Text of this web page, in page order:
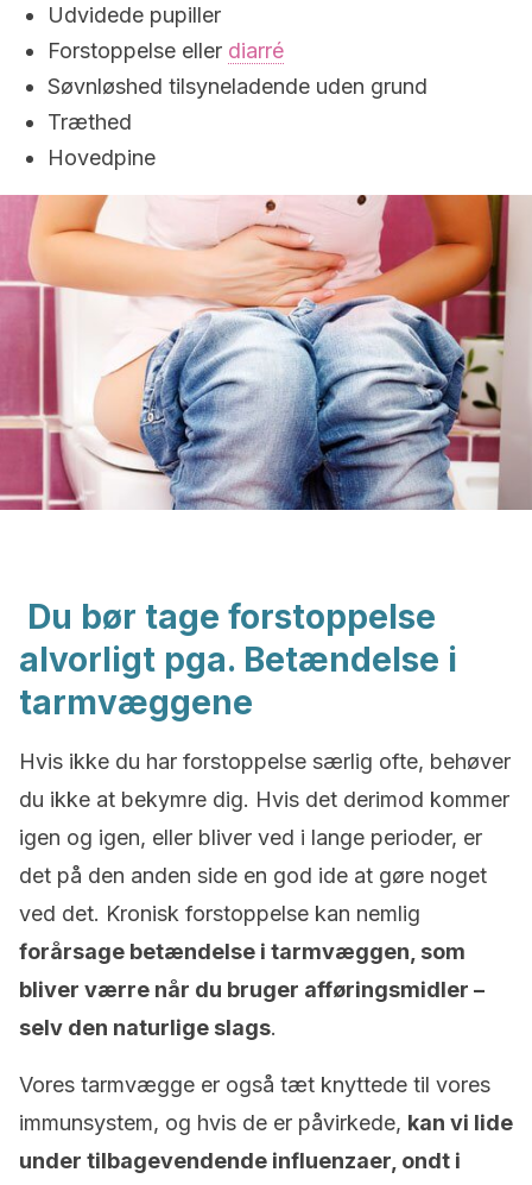
Udvidede pupiller
Forstoppelse eller diarré
Søvnløshed tilsyneladende uden grund
Træthed
Hovedpine
Du bør tage forstoppelse
alvorligt pga. Betændelse i
tarmvæggene
Hvis ikke du har forstoppelse særlig ofte, behøver
du ikke at bekymre dig. Hvis det derimod kommer
igen og igen, eller bliver ved i lange perioder, er
det på den anden side en god ide at gøre noget
ved det. Kronisk forstoppelse kan nemlig
forårsage betændelse i tarmvæggen, som
bliver værre når du bruger afføringsmidler –
selv den naturlige slags.
Vores tarmvægge er også tæt knyttede til vores
immunsystem, og hvis de er påvirkede, kan vi lide
under tilbagevendende influenzaer, ondt i